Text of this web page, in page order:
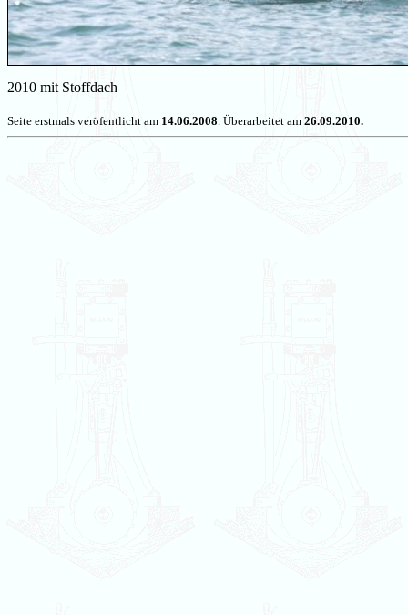
2010 mit Stoffdach
Seite erstmals veröfentlicht am 14.06.2008. Überarbeitet am 26.09.2010.